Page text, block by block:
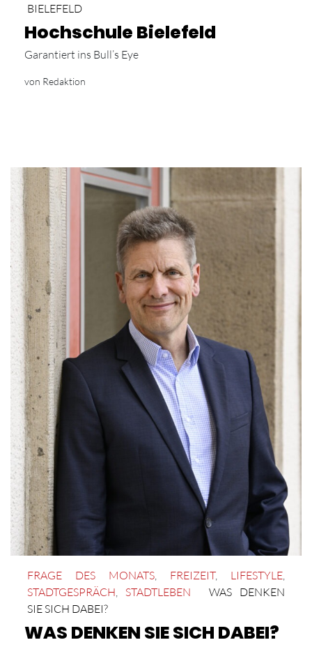
BIELEFELD
Hochschule Bielefeld
Garantiert ins Bull’s Eye
von Redaktion
FRAGE DES MONATS, FREIZEIT, LIFESTYLE,
STADTGESPRÄCH, STADTLEBEN
WAS DENKEN
SIE SICH DABEI?
WAS DENKEN SIE SICH DABEI?